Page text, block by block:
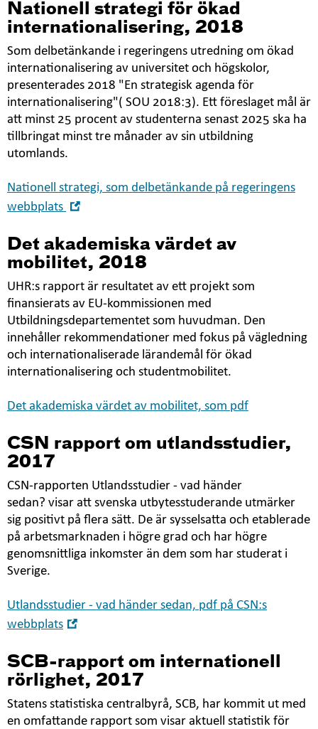
Nationell strategi för ökad
internationalisering, 2018
Som delbetänkande i regeringens utredning om ökad
internationalisering av universitet och högskolor,
presenterades 2018 "En strategisk agenda för
internationalisering"( SOU 2018:3). Ett föreslaget mål är
att minst 25 procent av studenterna senast 2025 ska ha
tillbringat minst tre månader av sin utbildning
utomlands.
Nationell strategi, som delbetänkande på regeringens
webbplats
nytt
fönster
Det akademiska värdet av
mobilitet, 2018
UHR:s rapport är resultatet av ett projekt som
finansierats av EU-kommissionen med
Utbildningsdepartementet som huvudman. Den
innehåller rekommendationer med fokus på vägledning
och internationaliserade lärandemål för ökad
internationalisering och studentmobilitet.
Det akademiska värdet av mobilitet, som pdf
CSN rapport om utlandsstudier,
2017
CSN-rapporten Utlandsstudier - vad händer
sedan? visar att svenska utbytesstuderande utmärker
sig positivt på flera sätt. De är sysselsatta och etablerade
på arbetsmarknaden i högre grad och har högre
genomsnittliga inkomster än dem som har studerat i
Sverige.
Utlandsstudier - vad händer sedan, pdf på CSN:s
webbplats
nytt
fönster
SCB-rapport om internationell
rörlighet, 2017
Statens statistiska centralbyrå, SCB, har kommit ut med
en omfattande rapport som visar aktuell statistik för